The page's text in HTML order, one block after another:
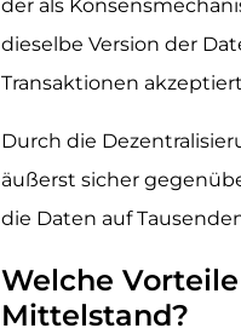
der als
dieselbe Version der
Transaktionen
Durch die
äußerst sicher
die Daten auf
Welche
Mittelstand?